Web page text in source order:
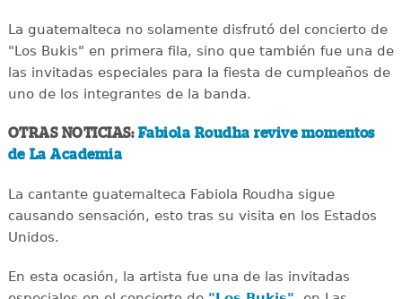
La guatemalteca no solamente disfrutó del concierto de
"Los Bukis" en primera fila, sino que también fue una de
las invitadas especiales para la fiesta de cumpleaños de
uno de los integrantes de la banda.
OTRAS NOTICIAS: Fabiola Roudha revive momentos
de La Academia
La cantante guatemalteca Fabiola Roudha sigue
causando sensación, esto tras su visita en los Estados
Unidos.
En esta ocasión, la artista fue una de las invitadas